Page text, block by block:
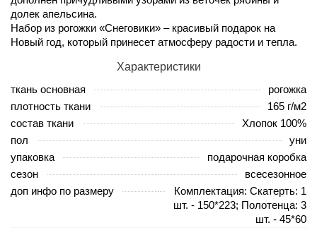
долек апельсина.
Набор из рогожки «Снеговики» – красивый подарок на
Новый год, который принесет атмосферу радости и тепла.
Характеристики
ткань основная
рогожка
плотность ткани
165 г/м2
состав ткани
Хлопок 100%
пол
уни
упаковка
подарочная коробка
сезон
всесезонное
доп инфо по размеру
Комплектация: Скатерть: 1
шт. - 150*223; Полотенца: 3
шт. - 45*60